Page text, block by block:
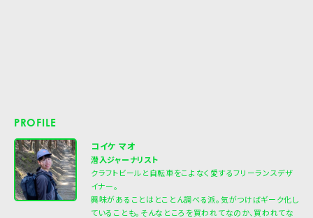
PROFILE
コイケ マオ
潜入ジャーナリスト
クラフトビールと自転車をこよなく愛するフリーランスデザ
イナー。
興味があることはとことん調べる派。気がつけばギーク化し
ていることも。そんなところを買われてなのか、買われてな